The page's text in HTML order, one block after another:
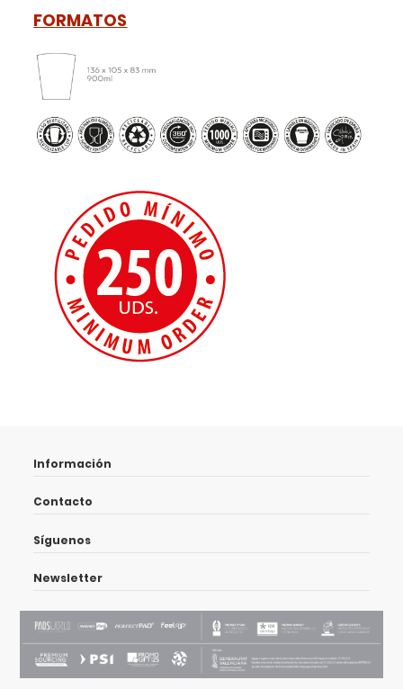
FORMATOS
Información
Contacto
Síguenos
Newsletter